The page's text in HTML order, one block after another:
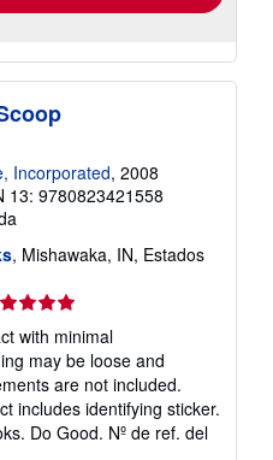
Incorporated, 2008
13: 9780823421558
, Mishawaka, IN, Estados
with minimal
may be loose and
are not included.
includes identifying sticker.
Do Good. Nº de ref. del